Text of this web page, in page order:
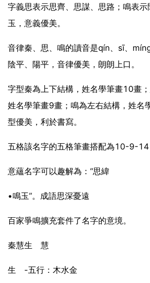
字義思表示思齊、思謀、思路；鳴表
玉，意義優美。
音律秦、思、鳴的讀音是qín、sī、
陰平、陽平，音律優美，朗朗上口。
字型秦為上下結構，姓名學筆畫10畫
姓名學筆畫9畫；鳴為左右結構，姓名
型優美，利於書寫。
五格該名字的五格筆畫搭配為10-9-14
意蘊名字可以趣解為：“思緯
•鳴玉”。成語思深憂遠
百家爭鳴擴充套件了名字的意境。
秦慧生 慧
生 -五行：木水金